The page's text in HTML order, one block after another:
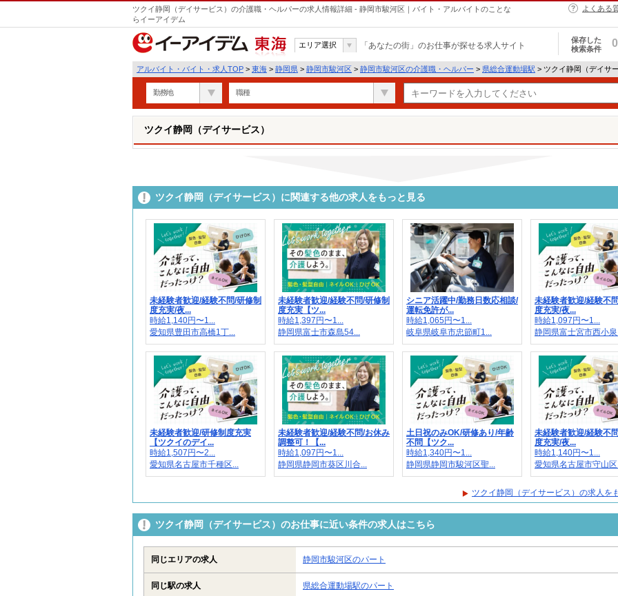
ツクイ静岡（デイサービス）の介護職・ヘルパーの求人情報詳細 - 静岡市駿河区｜バイト・アルバイトのことな
らイーアイデム
よくある
東海
エリア選択 「あなたの街」のお仕事が探せる求人サイト
保存した
検索条件
0
アルバイト・バイト・求人TOP > 東海 > 静岡県 > 静岡市駿河区 > 静岡市駿河区の介護職・ヘルパー > 県総合運動場駅 > ツクイ静岡（デイサ
勤務地 職種
ツクイ静岡（デイサービス）
ツクイ静岡（デイサービス）に関連する他の求人をもっと見る
未経験者歓迎/経験不問/研修制
度充実/夜...
時給1,140円〜1...
愛知県豊田市高橋1丁...
未経験者歓迎/経験不問/研修制
度充実【ツ...
時給1,397円〜1...
静岡県富士市森島54...
シニア活躍中/勤務日数応相談/
運転免許が...
時給1,065円〜1...
岐阜県岐阜市忠節町1...
未経験者歓迎/経験不
度充実/夜...
時給1,097円〜1...
静岡県富士宮市西小
未経験者歓迎/研修制度充実
【ツクイのデイ...
時給1,507円〜2...
愛知県名古屋市千種区...
未経験者歓迎/経験不問/お休み
調整可！【...
時給1,097円〜1...
静岡県静岡市葵区川合...
土日祝のみOK/研修あり/年齢
不問【ツク...
時給1,340円〜1...
静岡県静岡市駿河区聖...
未経験者歓迎/経験不
度充実/夜...
時給1,140円〜1...
愛知県名古屋市守山
ツクイ静岡（デイサービス）の求人を
ツクイ静岡（デイサービス）のお仕事に近い条件の求人はこちら
同じエリアの求人 静岡市駿河区のパート
同じ駅の求人 県総合運動場駅のパート